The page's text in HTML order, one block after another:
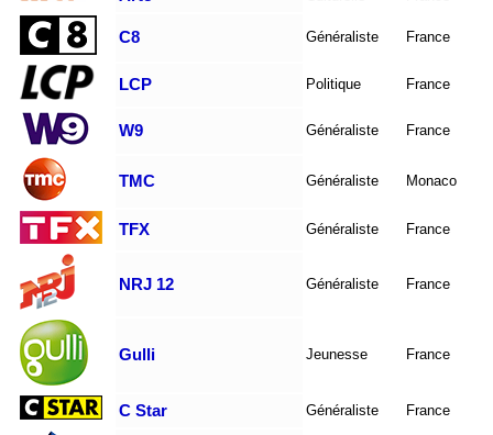
C8 Généraliste France
LCP Politique France
W9 Généraliste France
TMC Généraliste Monaco
TFX Généraliste France
NRJ 12 Généraliste France
Gulli Jeunesse France
C Star Généraliste France